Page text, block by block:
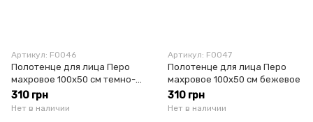
Артикул: F0046
Полотенце для лица Перо
махровое 100х50 см темно-
бежевое
310 грн
Нет в наличии
Артикул: F0047
Полотенце для лица Перо
махровое 100х50 см бежевое
310 грн
Нет в наличии